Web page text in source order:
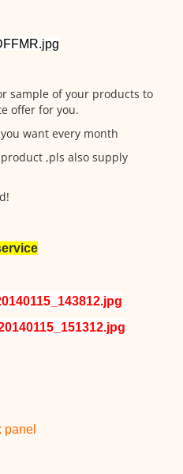
sample of your products to
offer for you.
want every month
,pls also supply
panel